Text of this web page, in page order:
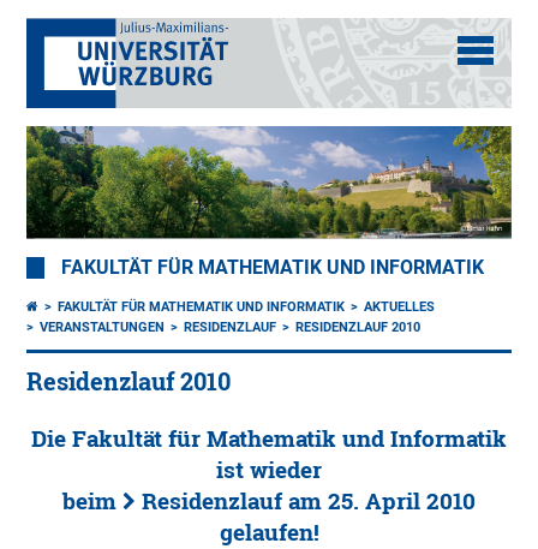
FAKULTÄT FÜR MATHEMATIK UND INFORMATIK
FAKULTÄT FÜR MATHEMATIK UND INFORMATIK
AKTUELLES
VERANSTALTUNGEN
RESIDENZLAUF RESIDENZLAUF 2010
Residenzlauf 2010
Die Fakultät für Mathematik und Informatik
ist wieder
beim
Residenzlaufam 25. April 2010
gelaufen!